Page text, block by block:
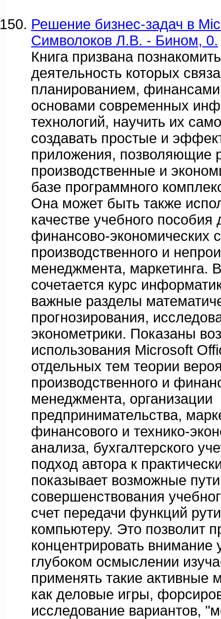
Решение бизнес-задач в
Символоков Л.В. - Бином, 0.
Книга призвана
деятельность которых
планированием, финансами
основами современных
технологий, научить их
создавать простые и
приложения, позволяющие
производственные и
базе программного
Она может быть также
качестве учебного пособия
финансово-экономических
производственного и
менеджмента, маркетинга.
сочетается курс
важные разделы
прогнозирования,
эконометрики. Показаны
использования Microsoft
отдельных тем теории
производственного и
менеджмента, организации
предпринимательства,
финансового и технико-
анализа, бухгалтерского
подход автора к
показывает возможные пути
совершенствования
счет передачи функций
компьютеру. Это позволит
концентрировать внимание
глубоком осмыслении
применять такие активные
как деловые игры,
исследование вариантов,